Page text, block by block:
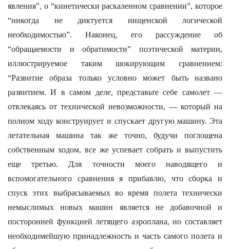
явления”, о “кинетически раскаленном сравнении”, которое
“никогда не диктуется нищенской логической
необходимостью”. Наконец, его рассуждение об
“обращаемости и обратимости” поэтической материи,
иллюстрируемое таким шокирующим сравнением:
“Развитие образа только условно может быть названо
развитием. И в самом деле, представьте себе самолет —
отвлекаясь от технической невозможности, — который на
полном ходу конструирует и спускает другую машину. Эта
летательная машина так же точно, будучи поглощена
собственным ходом, все же успевает собрать и выпустить
еще третью. Для точности моего наводящего и
вспомогательного сравнения я прибавлю, что сборка и
спуск этих выбрасываемых во время полета технически
немыслимых новых машин является не добавочной и
посторонней функцией летящего аэроплана, но составляет
необходимейшую принадлежность и часть самого полета и